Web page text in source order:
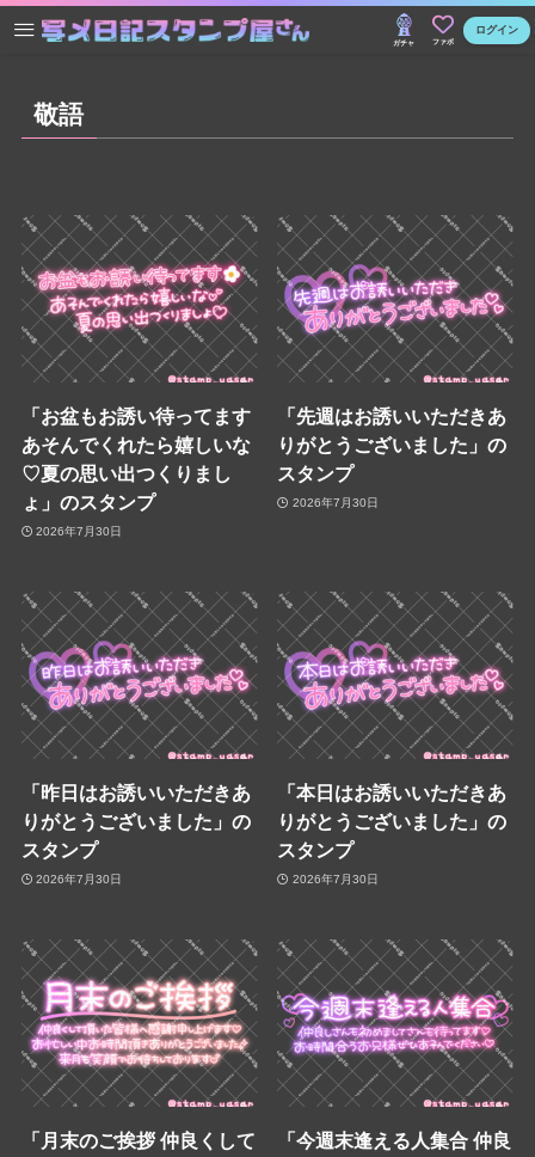
ガチャ ファボ
ログイン
敬語
「お盆もお誘い待ってます
あそんでくれたら嬉しいな
♡夏の思い出つくりまし
ょ」のスタンプ
2026年7月30日
「先週はお誘いいただきあ
りがとうございました」の
スタンプ
2026年7月30日
「昨日はお誘いいただきあ
りがとうございました」の
スタンプ
2026年7月30日
「本日はお誘いいただきあ
りがとうございました」の
スタンプ
2026年7月30日
「月末のご挨拶 仲良くして
「今週末逢える人集合 仲良